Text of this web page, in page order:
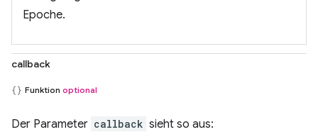
Epoche.
callback
Funktion optional
Der Parameter callback sieht so aus: